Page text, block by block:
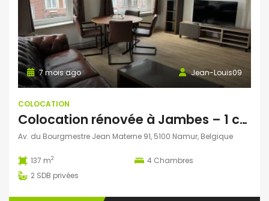
Jean-Louis09
7 mois ago
COLOCATION
Colocation rénovée à Jambes – 1 chambre disponible le 1er juin– forfait charges
Av. du Bourgmestre Jean Materne 91, 5100 Namur, Belgique
137 m2 4 Chambres
2 SDB privées